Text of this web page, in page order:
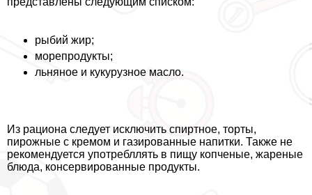
рыбий жир;
морепродукты;
льняное и кукурузное масло.
Из рациона следует исключить спиртное, торты,
пирожные с кремом и газированные напитки. Также не
рекомендуется употрeбллять в пищу копченые, жареные
блюда, консервированные продукты.